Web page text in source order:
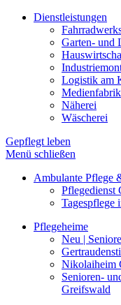
Dienstleistungen
Garten- und
Logistik am
Medienfabrik
Näherei
Wäscherei
Gepflegt leben
Menü schließen
Ambulante Pflege
Pflegedienst
Tagespflege
Pflegeheime
Neu |
Nikolaiheim
Senioren-
Greifswald